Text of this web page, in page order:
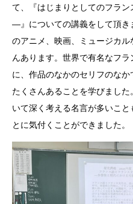
て、『はじまりとしてのフラ
―』についての講義をして頂き
のアニメ、映画、ミュージカ
んあります。世界で有名なフ
に、作品のなかのセリフのな
たくさんあることを学びまし
いて深く考える名言が多いこ
とに気付くことができました。